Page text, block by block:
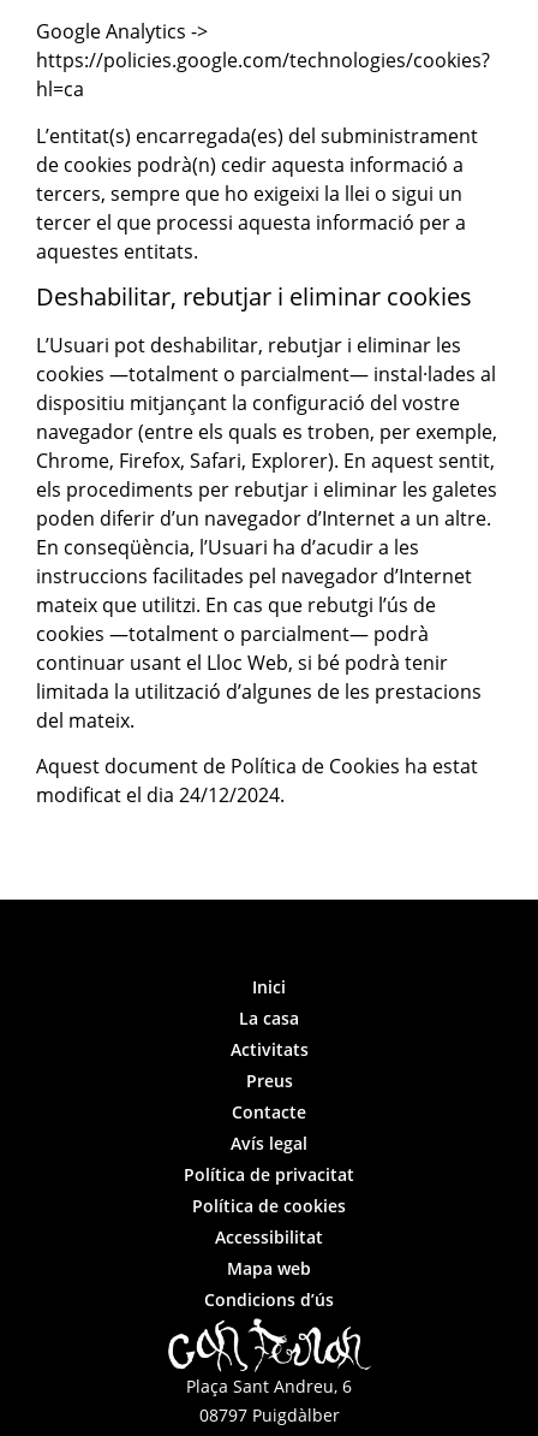
Google Analytics ->
https://policies.google.com/technologies/cookies?
hl=ca
L’entitat(s) encarregada(es) del subministrament
de cookies podrà(n) cedir aquesta informació a
tercers, sempre que ho exigeixi la llei o sigui un
tercer el que processi aquesta informació per a
aquestes entitats.
Deshabilitar, rebutjar i eliminar cookies
L’Usuari pot deshabilitar, rebutjar i eliminar les
cookies —totalment o parcialment— instal·lades al
dispositiu mitjançant la configuració del vostre
navegador (entre els quals es troben, per exemple,
Chrome, Firefox, Safari, Explorer). En aquest sentit,
els procediments per rebutjar i eliminar les galetes
poden diferir d’un navegador d’Internet a un altre.
En conseqüència, l’Usuari ha d’acudir a les
instruccions facilitades pel navegador d’Internet
mateix que utilitzi. En cas que rebutgi l’ús de
cookies —totalment o parcialment— podrà
continuar usant el Lloc Web, si bé podrà tenir
limitada la utilització d’algunes de les prestacions
del mateix.
Aquest document de Política de Cookies ha estat
modificat el dia 24/12/2024.
Inici
La casa
Activitats
Preus
Contacte
Avís legal
Política de privacitat
Política de cookies
Accessibilitat
Mapa web
Condicions d’ús
Plaça Sant Andreu, 6
08797 Puigdàlber